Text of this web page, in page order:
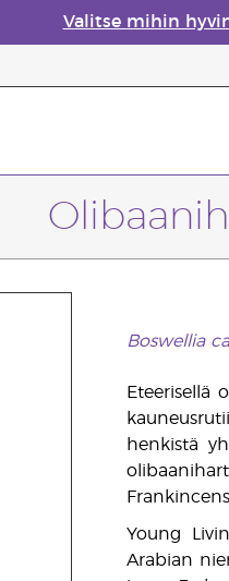
Valitse mihin
Boswellia
Eteerisellä
henkistä
Young
Arabian